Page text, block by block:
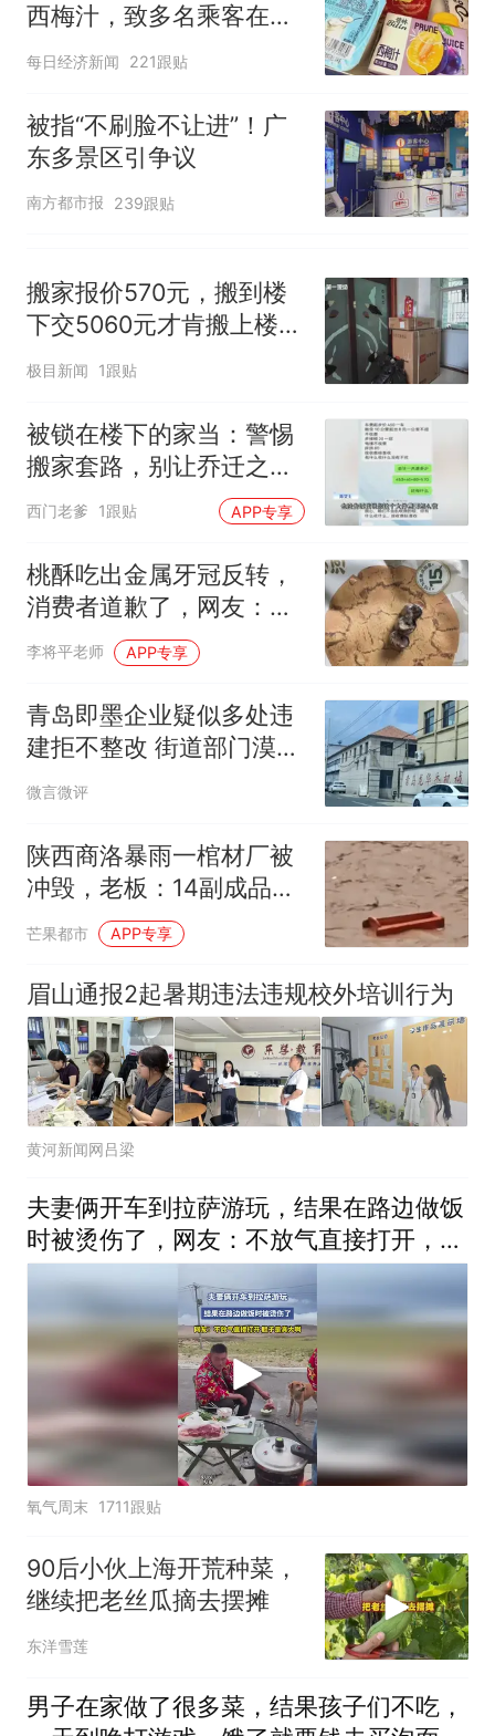
西梅汁，致多名乘客在飞
行途中排队上厕所！乘
厕所；客服回应：并非每
架飞机都会发放西梅汁
每日经济新闻 221跟贴
被指“不刷脸不让进”！广
东多景区引争议
南方都市报 239跟贴
搬家报价570元，搬到楼
下交5060元才肯搬上楼！
女子傻眼了
极目新闻 1跟贴
被锁在楼下的家当：警惕
搬家套路，别让乔迁之喜
变成“渡劫”
西门老爹 1跟贴 APP专享
桃酥吃出金属牙冠反转，
消费者道歉了，网友：不
告他就是心虚
李将平老师 APP专享
青岛即墨企业疑似多处违
建拒不整改 街道部门漠视
群众投诉无回应
微言微评
陕西商洛暴雨一棺材厂被
冲毁，老板：14副成品棺
材冲走，加工机械大多被
冲走，损失超40万元，几
乎是自己所有的家底
芒果都市 APP专享
眉山通报2起暑期违法违规校外培训行为
黄河新闻网吕梁
夫妻俩开车到拉萨游玩，结果在路边做饭
时被烫伤了，网友：不放气直接打开，胆
子是真大啊
氧气周末 1711跟贴
90后小伙上海开荒种菜，
继续把老丝瓜摘去摆摊
东洋雪莲
男子在家做了很多菜，结果孩子们不吃，